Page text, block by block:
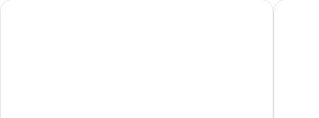
City Residence Access Strasbourg Holiday